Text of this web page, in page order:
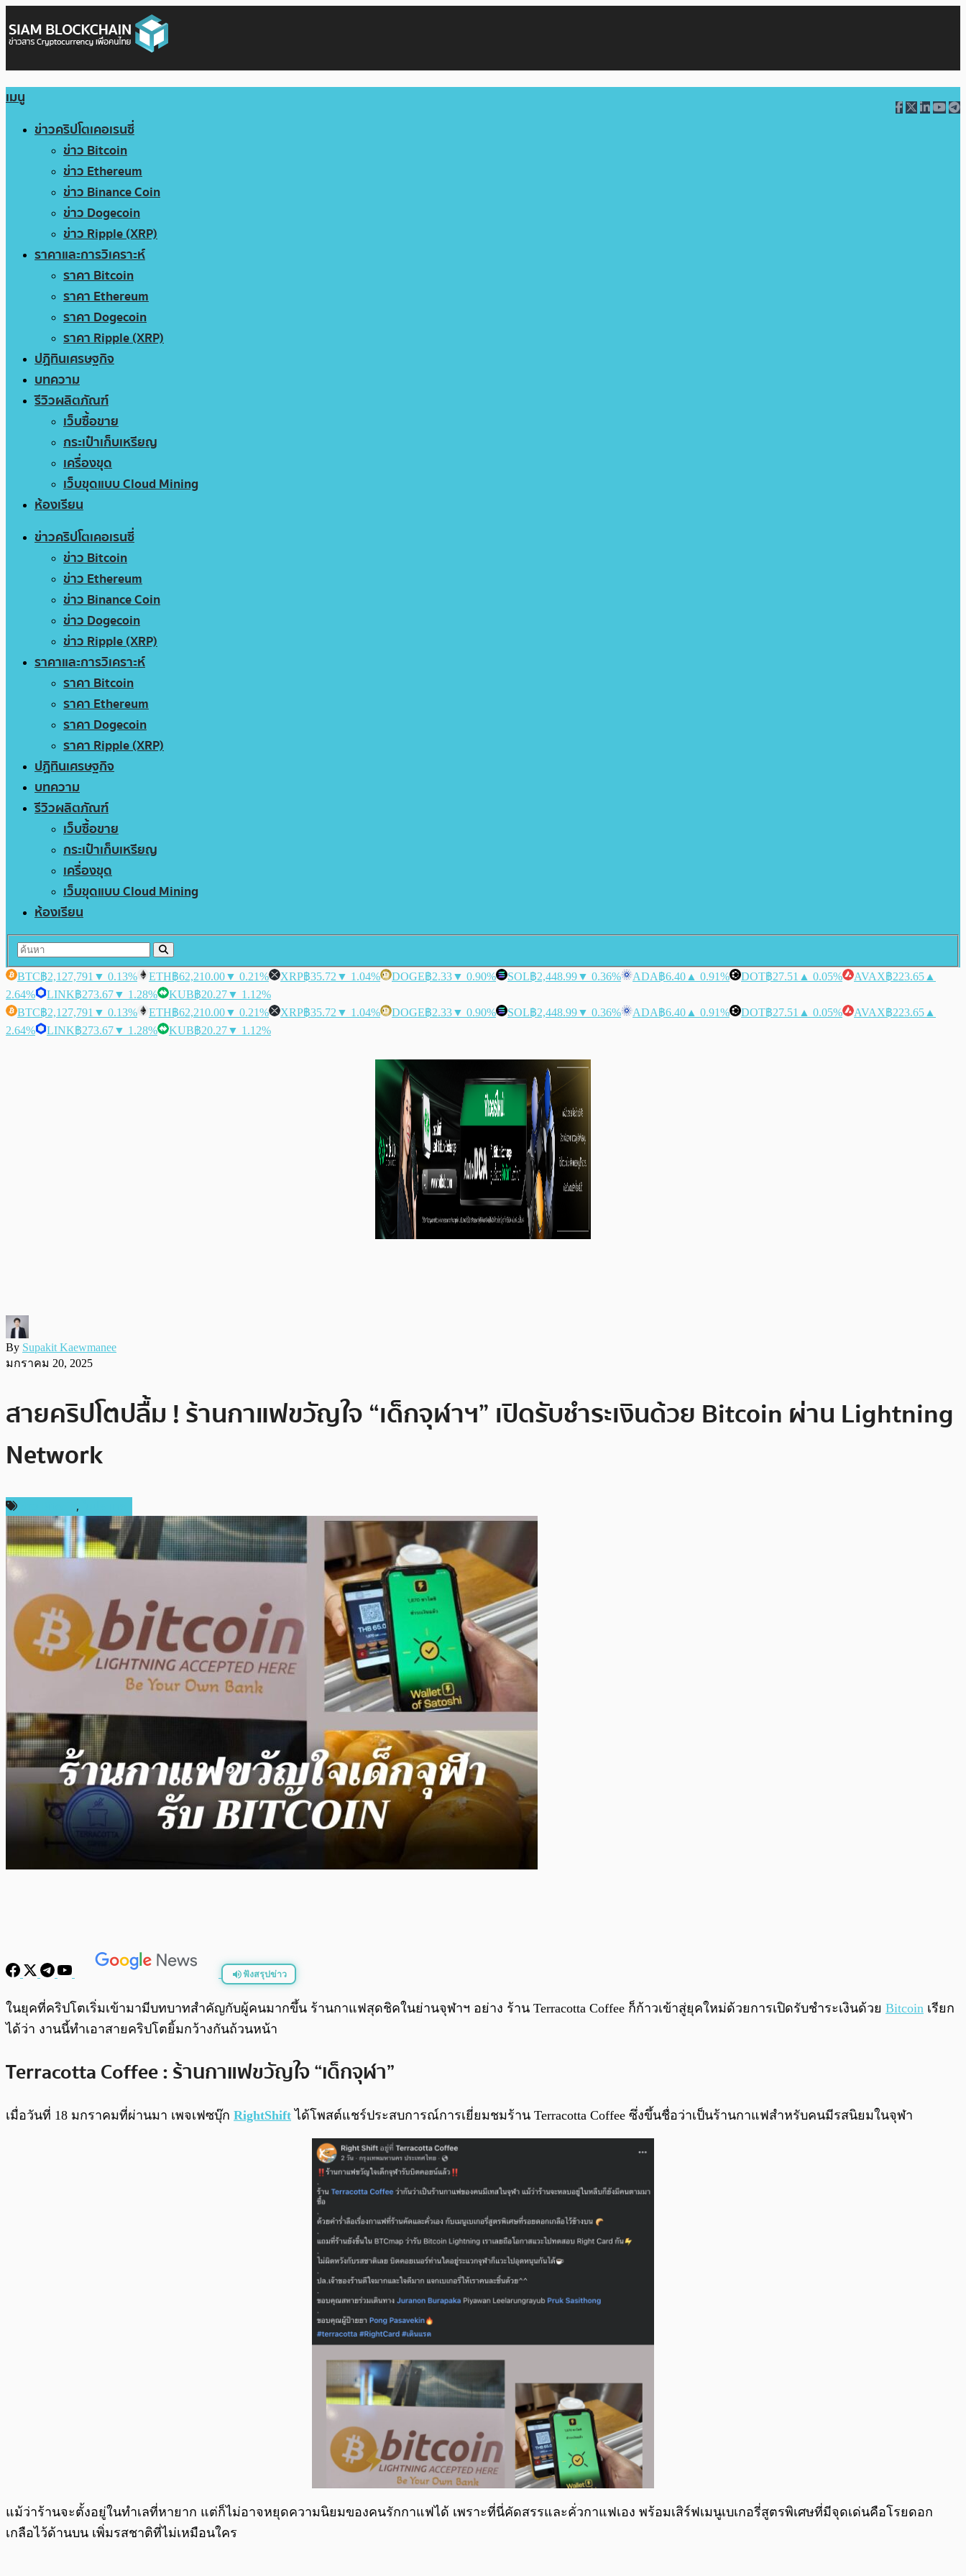
เมนู
ข่าวคริปโตเคอเรนซี่
ข่าว Bitcoin
ข่าว Ethereum
ข่าว Binance Coin
ข่าว Dogecoin
ข่าว Ripple (XRP)
ราคาและการวิเคราะห์
ราคา Bitcoin
ราคา Ethereum
ราคา Dogecoin
ราคา Ripple (XRP)
ปฏิทินเศรษฐกิจ
บทความ
รีวิวผลิตภัณฑ์
เว็บซื้อขาย
กระเป๋าเก็บเหรียญ
เครื่องขุด
เว็บขุดแบบ Cloud Mining
ห้องเรียน
ข่าวคริปโตเคอเรนซี่
ข่าว Bitcoin
ข่าว Ethereum
ข่าว Binance Coin
ข่าว Dogecoin
ข่าว Ripple (XRP)
ราคาและการวิเคราะห์
ราคา Bitcoin
ราคา Ethereum
ราคา Dogecoin
ราคา Ripple (XRP)
ปฏิทินเศรษฐกิจ
บทความ
รีวิวผลิตภัณฑ์
เว็บซื้อขาย
กระเป๋าเก็บเหรียญ
เครื่องขุด
เว็บขุดแบบ Cloud Mining
ห้องเรียน
BTC฿2,127,791 ▼ 0.13% ETH฿62,210.00▼ 0.21% XRP฿35.72 ▼ 1.04% DOGE฿2.33▼ 0.90% SOL฿2,448.99▼ 0.36% ADA฿6.40 ▲ 0.91% DOT฿27.51 ▲ 0.05% AVAX฿223.65 ▲
2.64%
LINK฿273.67▼ 1.28% KUB฿20.27▼ 1.12%
BTC฿2,127,791 ▼ 0.13% ETH฿62,210.00▼ 0.21% XRP฿35.72 ▼ 1.04% DOGE฿2.33▼ 0.90% SOL฿2,448.99▼ 0.36% ADA฿6.40 ▲ 0.91% DOT฿27.51 ▲ 0.05% AVAX฿223.65 ▲
2.64%
LINK฿273.67▼ 1.28% KUB฿20.27▼ 1.12%
By Supakit Kaewmanee
มกราคม 20, 2025
สายคริปโตปลื้ม ! ร้านกาแฟขวัญใจ “เด็กจุฬาฯ” เปิดรับชำระเงินด้วย Bitcoin ผ่าน Lightning
Network
,
ฟังสรุปข่าว
พร้อมเล่น 0:00 / 0:00
ในยุคที่คริปโตเริ่มเข้ามามีบทบาทสำคัญกับผู้คนมากขึ้น ร้านกาแฟสุดชิคในย่านจุฬาฯ อย่าง ร้าน Terracotta Coffee ก็ก้าวเข้าสู่ยุคใหม่ด้วยการเปิดรับชำระเงินด้วย Bitcoin เรียก
ได้ว่า งานนี้ทำเอาสายคริปโตยิ้มกว้างกันถ้วนหน้า
Terracotta Coffee : ร้านกาแฟขวัญใจ “เด็กจุฬา”
เมื่อวันที่ 18 มกราคมที่ผ่านมา เพจเฟซบุ๊ก RightShift ได้โพสต์แชร์ประสบการณ์การเยี่ยมชมร้าน Terracotta Coffee ซึ่งขึ้นชื่อว่าเป็นร้านกาแฟสำหรับคนมีรสนิยมในจุฬา
แม้ว่าร้านจะตั้งอยู่ในทำเลที่หายาก แต่ก็ไม่อาจหยุดความนิยมของคนรักกาแฟได้ เพราะที่นี่คัดสรรและคั่วกาแฟเอง พร้อมเสิร์ฟเมนูเบเกอรี่สูตรพิเศษที่มีจุดเด่นคือโรยดอก
เกลือไว้ด้านบน เพิ่มรสชาติที่ไม่เหมือนใคร